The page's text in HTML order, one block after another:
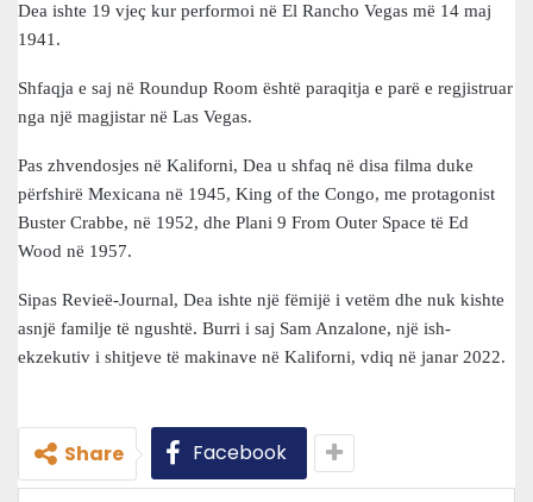
Dea ishte 19 vjeç kur performoi në El Rancho Vegas më 14 maj
1941.
Shfaqja e saj në Roundup Room është paraqitja e parë e regjistruar
nga një magjistar në Las Vegas.
Pas zhvendosjes në Kaliforni, Dea u shfaq në disa filma duke
përfshirë Mexicana në 1945, King of the Congo, me protagonist
Buster Crabbe, në 1952, dhe Plani 9 From Outer Space të Ed
Wood në 1957.
Sipas Revieë-Journal, Dea ishte një fëmijë i vetëm dhe nuk kishte
asnjë familje të ngushtë. Burri i saj Sam Anzalone, një ish-
ekzekutiv i shitjeve të makinave në Kaliforni, vdiq në janar 2022.
Share Facebook